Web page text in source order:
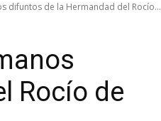
difuntos de la Hermandad del Rocío...
Rocío de